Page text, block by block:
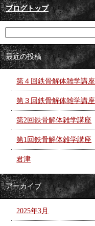
ブログトップ
最近の投稿
第４回鉄骨解体雑学講座
第３回鉄骨解体雑学講座
第2回鉄骨解体雑学講座
第1回鉄骨解体雑学講座
君津
アーカイブ
2025年3月